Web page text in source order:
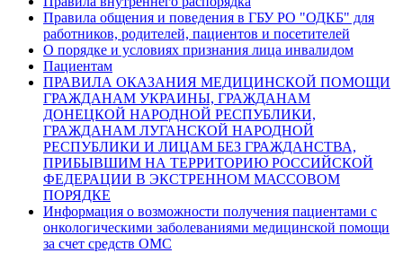
Правила общения и поведения в ГБУ РО "ОДКБ" для
работников, родителей, пациентов и посетителей
О порядке и условиях признания лица инвалидом
Пациентам
ПРАВИЛА ОКАЗАНИЯ МЕДИЦИНСКОЙ ПОМОЩИ
ГРАЖДАНАМ УКРАИНЫ, ГРАЖДАНАМ
ДОНЕЦКОЙ НАРОДНОЙ РЕСПУБЛИКИ,
ГРАЖДАНАМ ЛУГАНСКОЙ НАРОДНОЙ
РЕСПУБЛИКИ И ЛИЦАМ БЕЗ ГРАЖДАНСТВА,
ПРИБЫВШИМ НА ТЕРРИТОРИЮ РОССИЙСКОЙ
ФЕДЕРАЦИИ В ЭКСТРЕННОМ МАССОВОМ
ПОРЯДКЕ
Информация о возможности получения пациентами с
онкологическими заболеваниями медицинской помощи
за счет средств ОМС